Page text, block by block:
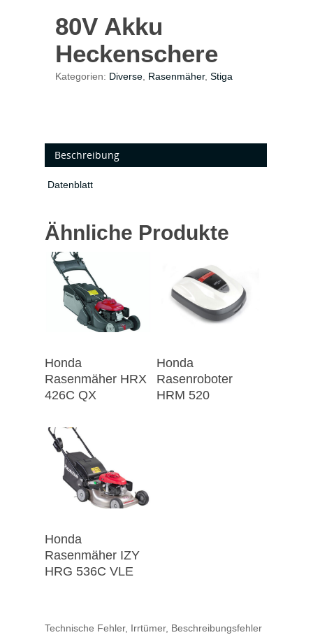
80V Akku
Heckenschere
Kategorien: Diverse Rasenmäher, Stiga
Beschreibung
Datenblatt
Ähnliche Produkte
Honda
Rasenmäher HRX
426C QX
Honda
Rasenroboter
HRM 520
Honda
Rasenmäher IZY
HRG 536C VLE
Technische Fehler, Irrtümer, Beschreibungsfehler